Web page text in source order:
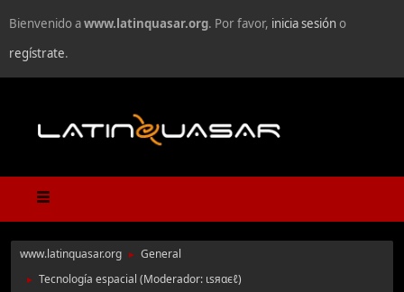
Bienvenido awww.latinquasar.org. Por favor, inicia sesióno
regístrate.
www.latinquasar.org ► General
► Tecnología espacial (Moderador: ιѕяαєℓ)